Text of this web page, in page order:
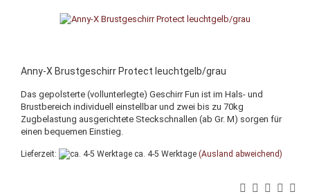
Anny-X Brustgeschirr Protect leuchtgelb/grau
Das gepolsterte (vollunterlegte) Geschirr Fun ist im Hals- und
Brustbereich individuell einstellbar und zwei bis zu 70kg
Zugbelastung ausgerichtete Steckschnallen (ab Gr. M) sorgen für
einen bequemen Einstieg.
Lieferzeit: ca. 4-5 Werktage (Ausland abweichend)